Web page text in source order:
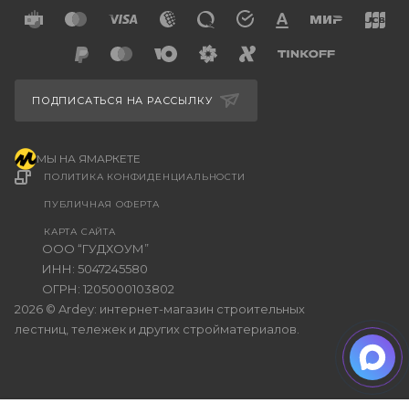
2026 © Ardey: интернет-магазин строительных
лестниц, тележек и других стройматериалов.
ООО “ГУДХОУМ”
ИНН: 5047245580
ОГРН: 1205000103802
ПОЛИТИКА КОНФИДЕНЦИАЛЬНОСТИ
ПУБЛИЧНАЯ ОФЕРТА
КАРТА САЙТА
ПОДПИСАТЬСЯ НА РАССЫЛКУ
МЫ НА ЯМАРКЕТЕ